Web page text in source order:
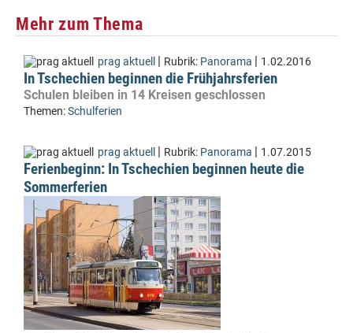
Mehr zum Thema
prag aktuell | Rubrik: Panorama | 1.02.2016
In Tschechien beginnen die Frühjahrsferien
Schulen bleiben in 14 Kreisen geschlossen
Themen:Schulferien
prag aktuell | Rubrik: Panorama | 1.07.2015
Ferienbeginn: In Tschechien beginnen heute die
Sommerferien